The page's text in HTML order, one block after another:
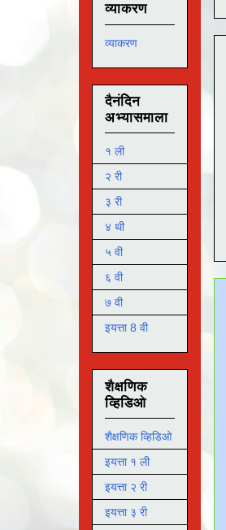
व्याकरण
व्याकरण
दैनंदिन
अभ्यासमाला
१ ली
२ री
३ री
४ थी
५ वी
६ वी
७ वी
इयत्ता 8 वी
शैक्षणिक
व्हिडिओ
शैक्षणिक व्हिडिओ
इयत्ता १ ली
इयत्ता २ री
इयत्ता ३ री